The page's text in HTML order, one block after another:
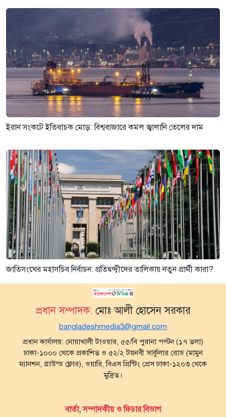
ইরান সংকটে ইতিবাচক মোড়: বিশ্ববাজারে কমল জ্বালানি তেলের দাম
জাতিসংঘের মহাসচিব নির্বাচন: প্রতিদ্বন্দ্বীদের তালিকায় নতুন প্রার্থী কারা?
প্রধান সম্পাদক: মোঃ আলী হোসেন সরকার
bangladeshmedia3@gmail.com
প্রধান কার্যালয়: নোয়াখালী টাওয়ার, ৫৫/বি পুরানা পল্টন (১৭ তলা)
ঢাকা-১০০০ থেকে প্রকাশিত ও ৫২/২ টয়নবী সার্কুলার রোড (মামুন
ম্যানশন, গ্রাউন্ড ফ্লোর), ওয়ারি, বিএস প্রিন্টিং প্রেস ঢাকা-১২০৩ থেকে
মুদ্রিত।
বার্তা, সম্পাদকীয় ও ফিচার বিভাগ